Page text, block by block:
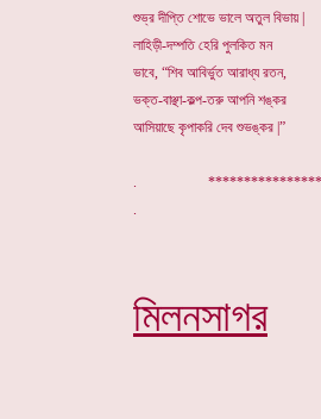
শুভ্র দীপ্তি শোভে ভালে অতুল বিভায় |
লাহিড়ী-দম্পতি হেরি পুলকিত মন
ভাবে, “শিব আবির্ভুত আরাধ্য রতন,
ভক্ত-বাঞ্ছা-কল্প-তরু আপনি শঙ্কর
আসিয়াছে কৃপাকরি দেব শুভঙ্কর |”
.
মিলনসাগর